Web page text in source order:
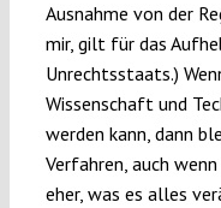
Ausnahme von der
mir, gilt für das
Unrechtsstaats.)
Wissenschaft und
werden kann, dann
Verfahren, auch
eher, was es alles